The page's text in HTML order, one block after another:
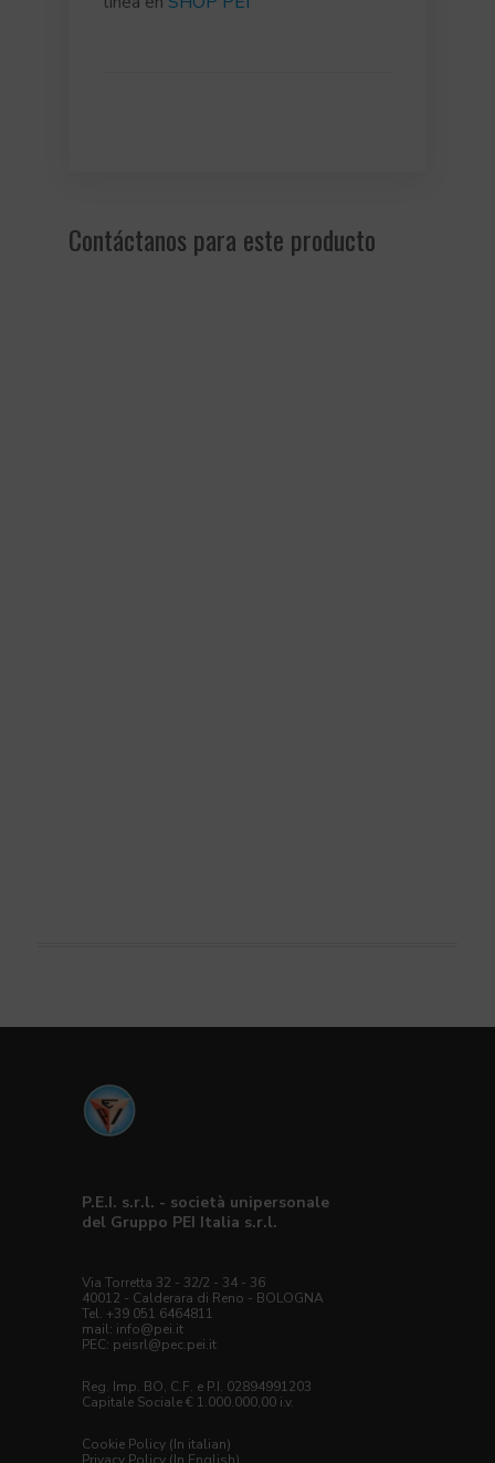
Contáctanos para este producto
P.E.I. s.r.l. - società unipersonale
del Gruppo PEI Italia s.r.l.
Via Torretta 32 - 32/2 - 34 - 36
40012 - Calderara di Reno - BOLOGNA
Tel. +39 051 6464811
mail: info@pei.it
PEC: peisrl@pec.pei.it
Reg. Imp. BO, C.F. e P.I. 02894991203
Capitale Sociale € 1.000.000,00 i.v.
Cookie Policy (In italian)